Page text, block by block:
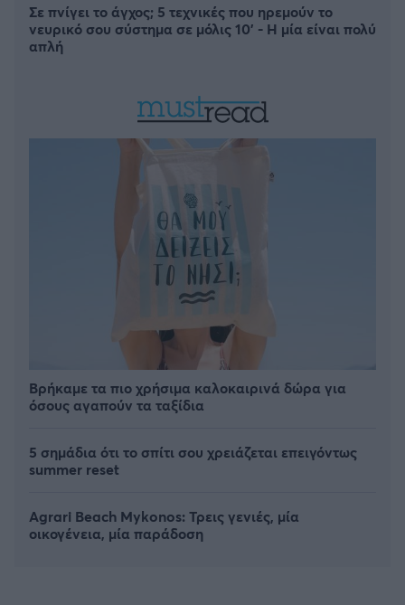
Σε πνίγει το άγχος; 5 τεχνικές που ηρεμούν το
νευρικό σου σύστημα σε μόλις 10' - Η μία είναι πολύ
απλή
Βρήκαμε τα πιο χρήσιμα καλοκαιρινά δώρα για
όσους αγαπούν τα ταξίδια
5 σημάδια ότι το σπίτι σου χρειάζεται επειγόντως
summer reset
Agrari Beach Mykonos: Τρεις γενιές, μία
οικογένεια, μία παράδοση